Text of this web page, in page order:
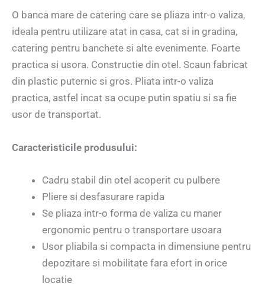
O banca mare de catering care se pliaza intr-o valiza,
ideala pentru utilizare atat in casa, cat si in gradina,
catering pentru banchete si alte evenimente. Foarte
practica si usora. Constructie din otel. Scaun fabricat
din plastic puternic si gros. Pliata intr-o valiza
practica, astfel incat sa ocupe putin spatiu si sa fie
usor de transportat.
Caracteristicile produsului:
Cadru stabil din otel acoperit cu pulbere
Pliere si desfasurare rapida
Se pliaza intr-o forma de valiza cu maner
ergonomic pentru o transportare usoara
Usor pliabila si compacta in dimensiune pentru
depozitare si mobilitate fara efort in orice
locatie